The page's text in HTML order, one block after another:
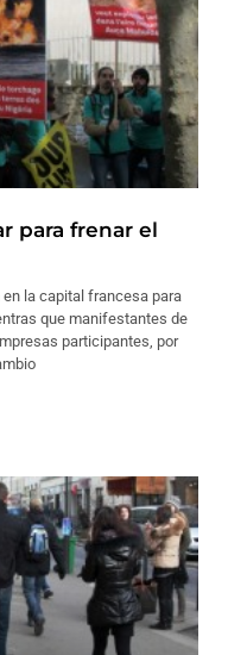
para frenar el
la capital francesa para
que manifestantes de
participantes, por